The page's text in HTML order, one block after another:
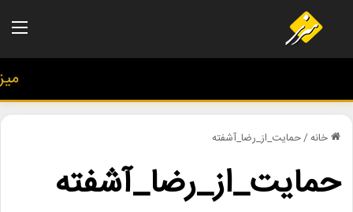
خانه/حمایت_از_رضا_آشفته
حمایت_از_رضا_آشفته